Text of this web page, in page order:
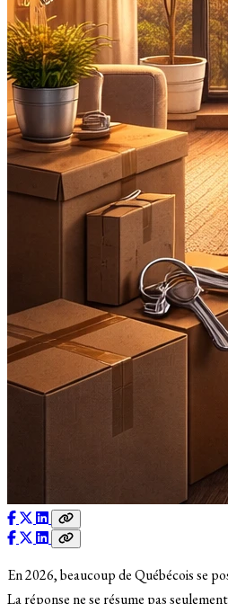
En 2026, beaucoup de Québécois se
La réponse ne se résume pas